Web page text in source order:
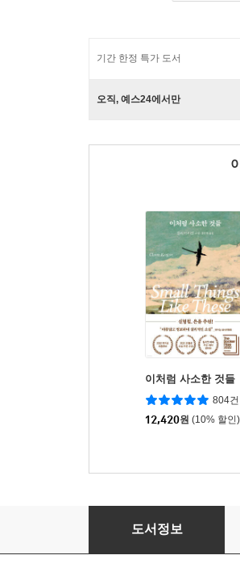
기간 한정 특가 도서
오직, 예스24에서만
이처럼 사소한 것들
804건
12,420원 (10% 할인)
음악의 언어
도서정보